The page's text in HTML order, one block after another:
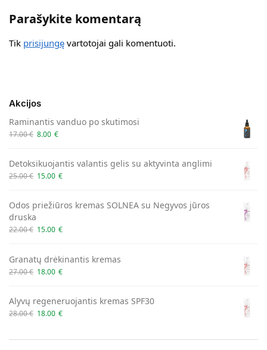
Parašykite komentarą
Tik prisijungę vartotojai gali komentuoti.
Akcijos
Raminantis vanduo po skutimosi
17.00€ 8.00 €
Detoksikuojantis valantis gelis su aktyvinta anglimi
25.00€ 15.00 €
Odos priežiūros kremas SOLNEA su Negyvos jūros
druska
22.00€ 15.00 €
Granatų drėkinantis kremas
27.00€ 18.00 €
Alyvų regeneruojantis kremas SPF30
28.00€ 18.00 €